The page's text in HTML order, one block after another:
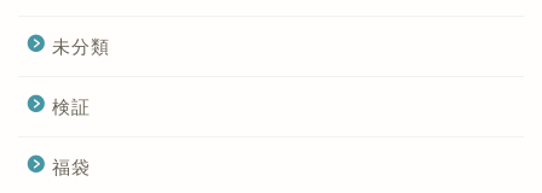
未分類
検証
福袋